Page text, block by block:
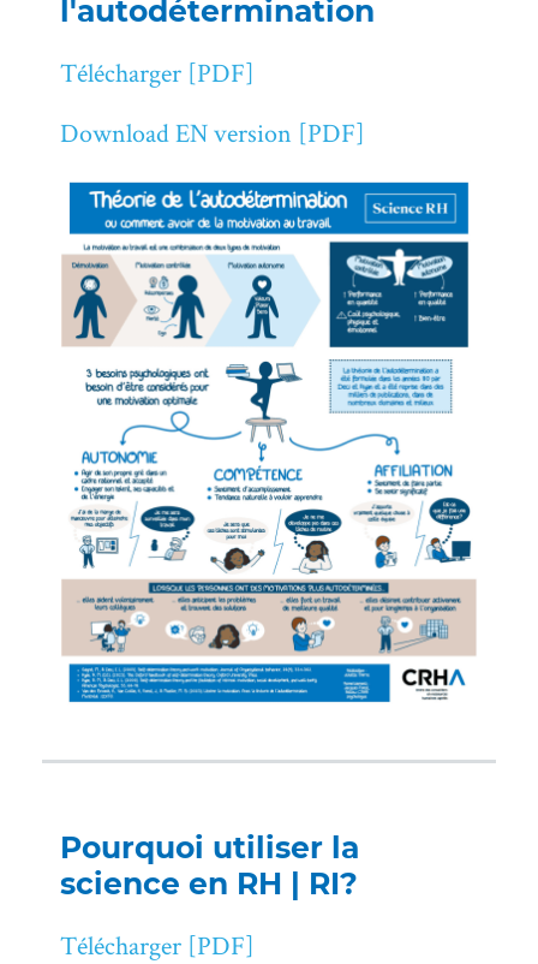
l'autodétermination
Télécharger [PDF]
Download EN version [PDF]
Pourquoi utiliser la
science en RH | RI?
Télécharger [PDF]